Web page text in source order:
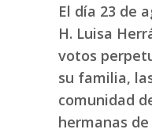
El día 23 de
H. Luisa
votos
su familia,
comunidad
hermanas